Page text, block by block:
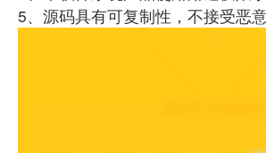
5、源码具有可复制性，不接受恶